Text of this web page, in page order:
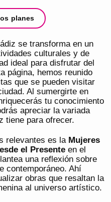
planes
se transforma en un
culturales y de
ideal para disfrutar del
página, hemos reunido
que se pueden visitar
Al sumergirte en
tu conocimiento
apreciar la variada
tiene para ofrecer.
relevantes es la Mujeres
el Presente en el
una reflexión sobre
contemporáneo. Ahí
obras que resaltan la
al universo artístico.